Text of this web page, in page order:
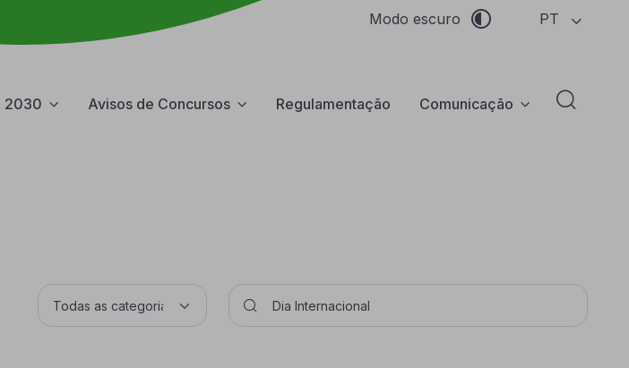
Modo escuro PT
2030 Avisos de Concursos Regulamentação Comunicação Abrir